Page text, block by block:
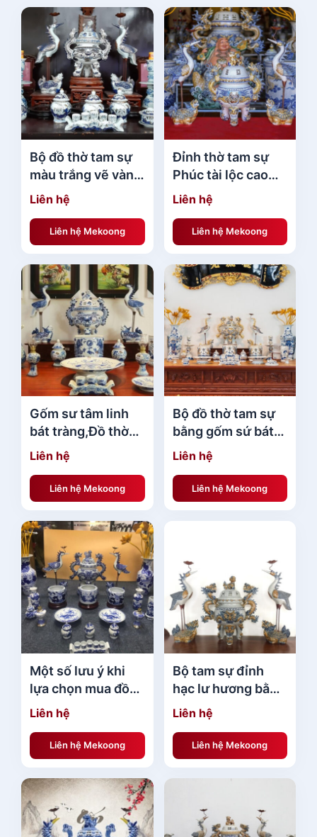
Bộ đồ thờ tam sự
màu trắng vẽ vàng
5644 giá tốt
Liên hệ
Liên hệ Mekoong
Đỉnh thờ tam sự
Phúc tài lộc cao
cấp
Liên hệ
Liên hệ Mekoong
Gốm sư tâm linh
bát tràng,Đồ thờ
tam sự ưa chuộng
Liên hệ
Liên hệ Mekoong
Bộ đồ thờ tam sự
bằng gốm sứ bát
tràng 412 chuẩn
phong thủy
Liên hệ
Liên hệ Mekoong
Một số lưu ý khi
lựa chọn mua đồ
thờ cúng gốm sứ
3521 đẹp
Liên hệ
Liên hệ Mekoong
Bộ tam sự đỉnh
hạc lư hương bằng
sứ cao 63cm sang
Liên hệ
Liên hệ Mekoong